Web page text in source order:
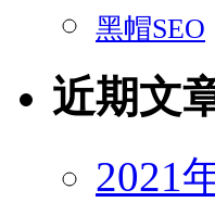
黑帽SEO
近期文
2021